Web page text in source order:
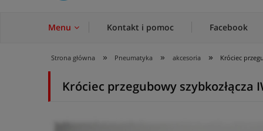
Menu Kontakt i pomoc Facebook
Strona główna » Pneumatyka » akcesoria » Króciec
Króciec przegubowy szybkozłącza